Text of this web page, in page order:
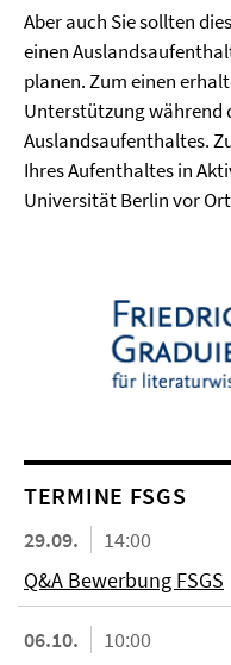
Aber auch Sie sollten
einen
planen. Zum einen
Unterstützung während
Auslandsaufenthaltes.
Ihres Aufenthaltes in
Universität Berlin vor
TERMINE FSGS
29.09.
14:00
Q&A Bewerbung FSGS
06.10.
10:00